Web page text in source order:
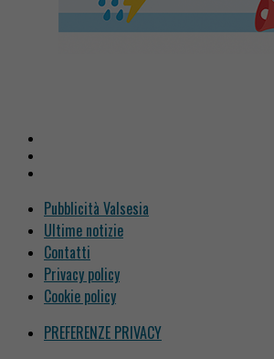
Pubblicità Valsesia
Ultime notizie
Contatti
Privacy policy
Cookie policy
PREFERENZE PRIVACY